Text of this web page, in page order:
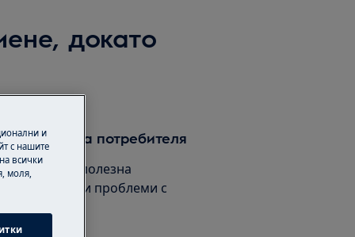
докато
за потребителя
и друга полезна
всякакви проблеми с
и
с нашите
всички
моля,